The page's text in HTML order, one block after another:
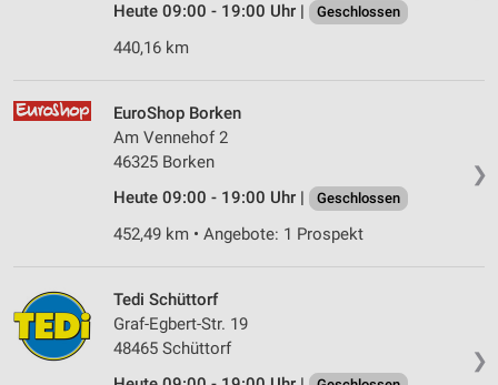
Heute 09:00 - 19:00 Uhr |
Geschlossen
440,16 km
❯
EuroShop Borken
Am Vennehof 2
46325 Borken
Heute 09:00 - 19:00 Uhr |
Geschlossen
452,49 km • Angebote: 1 Prospekt
❯
Tedi Schüttorf
Graf-Egbert-Str. 19
48465 Schüttorf
Speichern von oder Zugriff auf Informationen
Verwendung reduzierter Daten zur Auswahl von
Werbeanzeigen
Erstellung von Profilen für personalisierte
Erstellung von Profilen zur Personalisierung
von Inhalten